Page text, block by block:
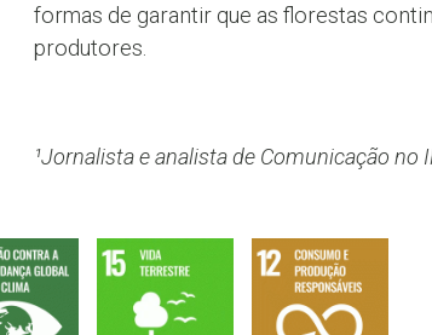
formas de garantir que as florestas
produtores.
¹Jornalista e analista de Comunicação no